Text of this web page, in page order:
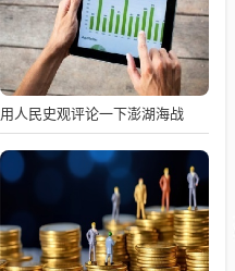
用人民史观评论一下澎湖海战